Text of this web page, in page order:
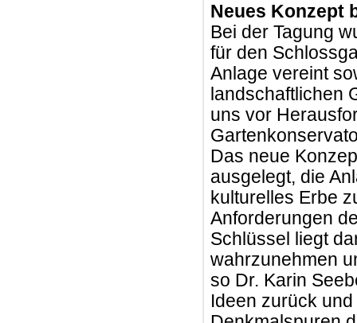
Neues Konzept
Bei der Tagung
für den
Anlage vereint
landschaftlichen
uns vor
Das neue
ausgelegt, die
kulturelles Erbe
Anforderungen
Schlüssel liegt
wahrzunehmen
so Dr. Karin
Ideen zurück